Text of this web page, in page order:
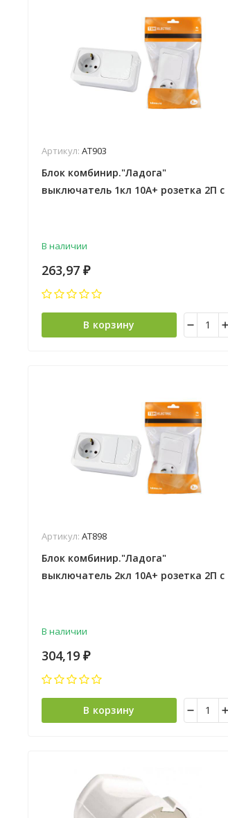
Артикул: АТ903
Блок комбинир."Ладога"
выключатель 1кл 10А+ розетка 2П с
В наличии
263,97 ₽
В корзину
Артикул: АТ898
Блок комбинир."Ладога"
выключатель 2кл 10А+ розетка 2П с
В наличии
304,19 ₽
В корзину